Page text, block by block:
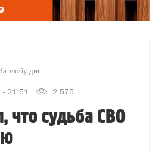
злобу дня
- 21:51 2 575
что судьба СВО